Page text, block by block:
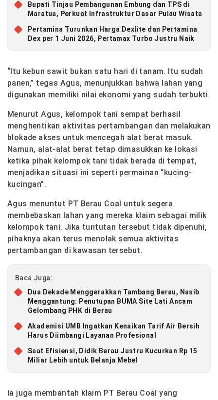
Bupati Tinjau Pembangunan Embung dan TPS di
Maratua, Perkuat Infrastruktur Dasar Pulau Wisata
Pertamina Turunkan Harga Dexlite dan Pertamina
Dex per 1 Juni 2026, Pertamax Turbo Justru Naik
“Itu kebun sawit bukan satu hari di tanam. Itu sudah
panen,” tegas Agus, menunjukkan bahwa lahan yang
digunakan memiliki nilai ekonomi yang sudah terbukti.
Menurut Agus, kelompok tani sempat berhasil
menghentikan aktivitas pertambangan dan melakukan
blokade akses untuk mencegah alat berat masuk.
Namun, alat-alat berat tetap dimasukkan ke lokasi
ketika pihak kelompok tani tidak berada di tempat,
menjadikan situasi ini seperti permainan “kucing-
kucingan”.
Agus menuntut PT Berau Coal untuk segera
membebaskan lahan yang mereka klaim sebagai milik
kelompok tani. Jika tuntutan tersebut tidak dipenuhi,
pihaknya akan terus menolak semua aktivitas
pertambangan di kawasan tersebut.
Baca Juga:
Dua Dekade Menggerakkan Tambang Berau, Nasib
Menggantung: Penutupan BUMA Site Lati Ancam
Gelombang PHK di Berau
Akademisi UMB Ingatkan Kenaikan Tarif Air Bersih
Harus Diimbangi Layanan Profesional
Saat Efisiensi, Didik Berau Justru Kucurkan Rp 15
Miliar Lebih untuk Belanja Mebel
Ia juga membantah klaim PT Berau Coal yang